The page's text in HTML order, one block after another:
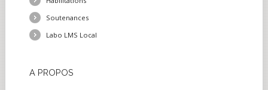
Soutenances
Labo LMS Local
A PROPOS